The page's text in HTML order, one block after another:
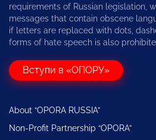
requirements of Russian legislation,
messages that contain obscene
if letters are replaced with dots,
forms of hate speech is also
Вступи в «ОПОРУ»
About “OPORA RUSSIA”
Non-Profit Partnership “OPORA”